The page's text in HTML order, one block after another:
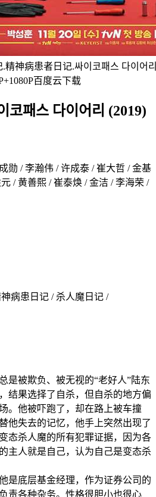
神病患者日记.싸이코패스 다이어
百度云下载
코패스 다이어리 (2019)
勋 / 李瀚伟 / 许成泰 / 崔大哲 / 金基
/ 黄善熙 / 崔泰焕 / 金洁 / 李海荣 /
病患日记 / 杀人魔日记 /
被欺负、被无视的“老好人”陆东
结果选择了自杀，但自杀的地方偏
。他被吓跑了，却在路上被车撞
他失去的记忆，他手上突然出现了
态杀人魔的所有犯罪证据，因为各
主人就是自己，认为自己是变态杀
底层基金经理，作为证券公司的
责各种杂务。性格很胆小也很心